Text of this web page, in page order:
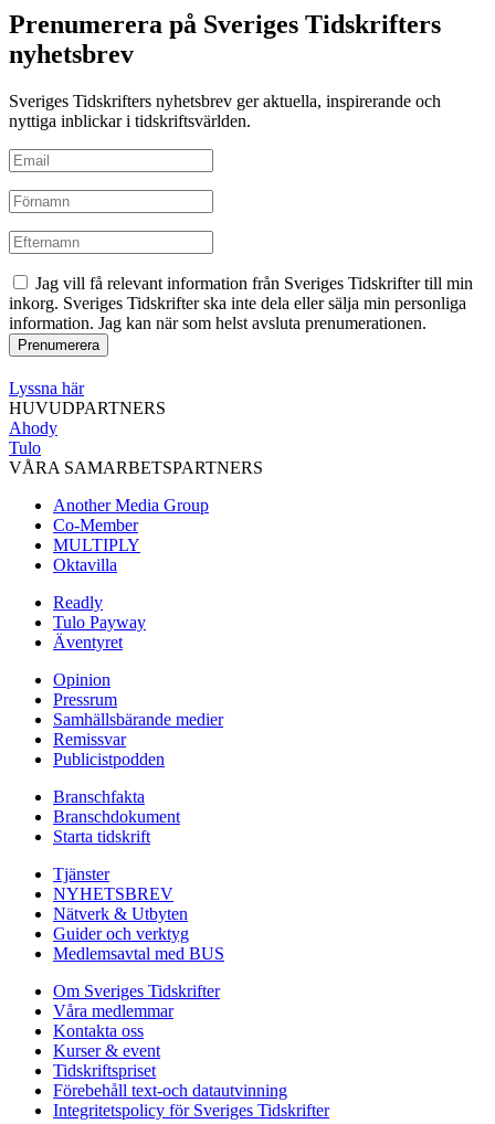
Prenumerera på Sveriges Tidskrifters
nyhetsbrev
Sveriges Tidskrifters nyhetsbrev ger aktuella, inspirerande och
nyttiga inblickar i tidskriftsvärlden.
Jag vill få relevant information från Sveriges Tidskrifter till min
inkorg. Sveriges Tidskrifter ska inte dela eller sälja min personliga
information. Jag kan när som helst avsluta prenumerationen.
Lyssna här
HUVUDPARTNERS
Ahody
Tulo
VÅRA SAMARBETSPARTNERS
Another Media Group
Co-Member
MULTIPLY
Oktavilla
Readly
Tulo Payway
Äventyret
Opinion
Pressrum
Samhällsbärande medier
Remissvar
Publicistpodden
Branschfakta
Branschdokument
Starta tidskrift
Tjänster
NYHETSBREV
Nätverk & Utbyten
Guider och verktyg
Medlemsavtal med BUS
Om Sveriges Tidskrifter
Våra medlemmar
Kontakta oss
Kurser & event
Tidskriftspriset
Förebehåll text-och datautvinning
Integritetspolicy för Sveriges Tidskrifter